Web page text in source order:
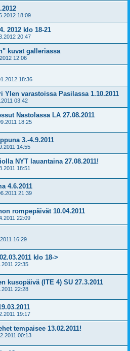
18:09
2012 klo 18-21
20:47
kuvat galleriassa
12:06
18:36
varastoissa Pasilassa 1.10.2011
03:42
Nastolassa LA 27.08.2011
18:25
3.-4.9.2011
14:55
NYT lauantaina 27.08.2011!
18:51
4.6.2011
21:39
rompepäivät 10.04.2011
22:09
16:29
klo 18->
22:35
kusopäivä (ITE 4) SU 27.3.2011
22:28
19:17
tempaisee 13.02.2011!
00:13